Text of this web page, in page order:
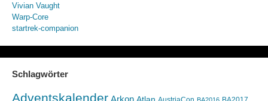
Vivian Vaught
Warp-Core
startrek-companion
Schlagwörter
Adventskalender Arkon